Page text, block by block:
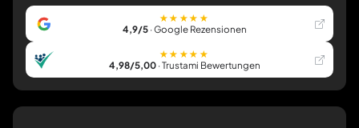
★★★★★
4,9/5· Google Rezensionen
★★★★★
4,98/5,00· Trustami Bewertungen